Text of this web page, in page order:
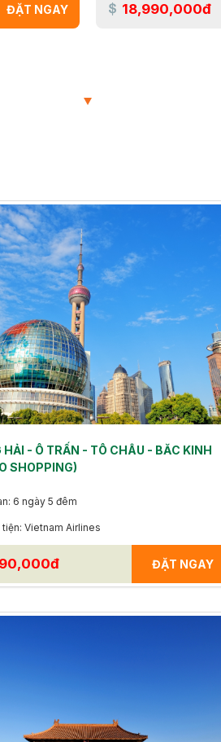
ĐẶT NGAY 18,990,000đ
HẢI - Ô TRẤN - TÔ CHÂU - BĂC KINH
SHOPPING)
6 ngày 5 đêm
tiện: Vietnam Airlines
ĐẶT NGAY